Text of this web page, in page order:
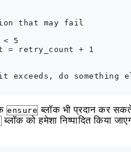
that may fail
< 5
= retry_count + 1
exceeds, do something
ensure ब्लॉक भी प्रदान कर
ब्लॉक को हमेशा निष्पादित किया